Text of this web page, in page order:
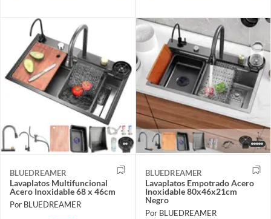
BLUEDREAMER
Lavaplatos Multifuncional
Acero Inoxidable 68 x 46cm
Por BLUEDREAMER
BLUEDREAMER
Lavaplatos Empotrado Acero
Inoxidable 80x46x21cm
Negro
Por BLUEDREAMER